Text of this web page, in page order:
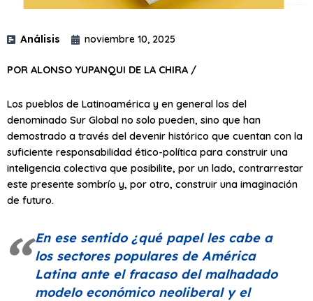
Análisis noviembre 10, 2025
POR ALONSO YUPANQUI DE LA CHIRA /
Los pueblos de Latinoamérica y en general los del
denominado Sur Global no solo pueden, sino que han
demostrado a través del devenir histórico que cuentan con la
suficiente responsabilidad ético-política para construir una
inteligencia colectiva que posibilite, por un lado, contrarrestar
este presente sombrío y, por otro, construir una imaginación
de futuro.
En ese sentido ¿qué papel les cabe a
los sectores populares de América
Latina ante el fracaso del malhadado
modelo económico neoliberal y el